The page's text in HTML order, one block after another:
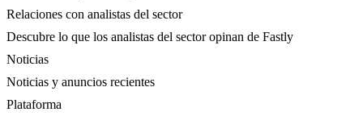
Relaciones con analistas del sector
Descubre lo que los analistas del sector opinan de Fastly
Noticias
Noticias y anuncios recientes
Plataforma